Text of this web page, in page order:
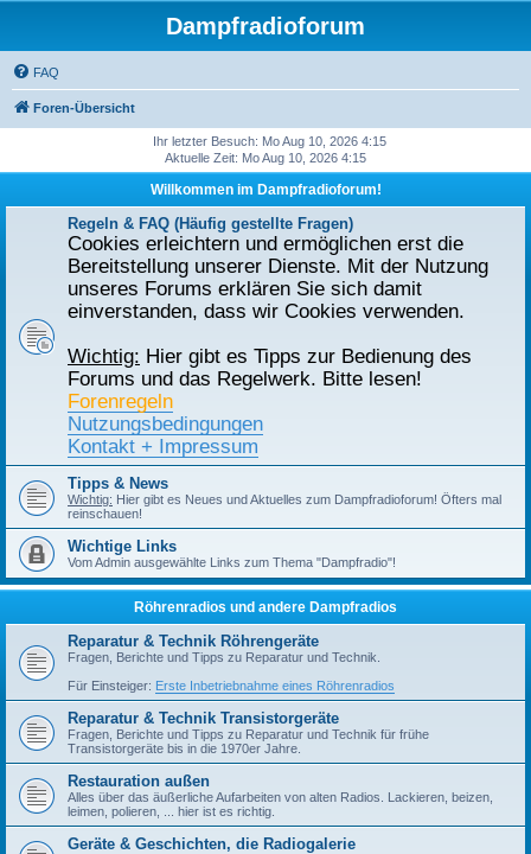
Dampfradioforum
FAQ
Foren-Übersicht
Ihr letzter Besuch: Mo Aug 10, 2026 4:15
Aktuelle Zeit: Mo Aug 10, 2026 4:15
Willkommen im Dampfradioforum!
Regeln & FAQ (Häufig gestellte Fragen)
Cookies erleichtern und ermöglichen erst die
Bereitstellung unserer Dienste. Mit der Nutzung
unseres Forums erklären Sie sich damit
einverstanden, dass wir Cookies verwenden.
Wichtig: Hier gibt es Tipps zur Bedienung des
Forums und das Regelwerk. Bitte lesen!
Forenregeln
Nutzungsbedingungen
Kontakt + Impressum
Tipps & News
Wichtig: Hier gibt es Neues und Aktuelles zum Dampfradioforum! Öfters mal
reinschauen!
Wichtige Links
Vom Admin ausgewählte Links zum Thema "Dampfradio"!
Röhrenradios und andere Dampfradios
Reparatur & Technik Röhrengeräte
Fragen, Berichte und Tipps zu Reparatur und Technik.
Für Einsteiger: Erste Inbetriebnahme eines Röhrenradios
Reparatur & Technik Transistorgeräte
Fragen, Berichte und Tipps zu Reparatur und Technik für frühe
Transistorgeräte bis in die 1970er Jahre.
Restauration außen
Alles über das äußerliche Aufarbeiten von alten Radios. Lackieren, beizen,
leimen, polieren, ... hier ist es richtig.
Geräte & Geschichten, die Radiogalerie